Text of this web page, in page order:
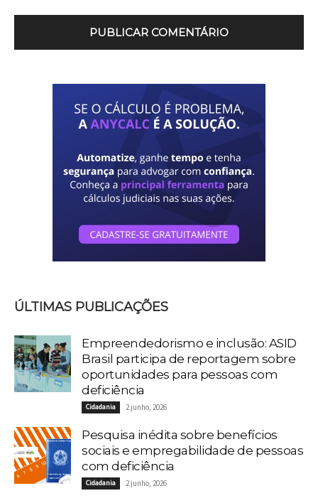
ÚLTIMAS PUBLICAÇÕES
Empreendedorismo e inclusão: ASID
Brasil participa de reportagem sobre
oportunidades para pessoas com
deficiência
Cidadania 2 junho, 2026
Pesquisa inédita sobre benefícios
sociais e empregabilidade de pessoas
com deficiência
Cidadania 2 junho, 2026